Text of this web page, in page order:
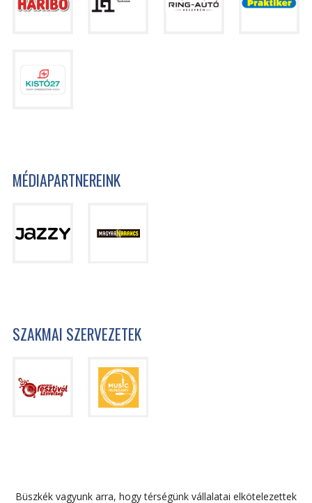
MÉDIAPARTNEREINK
SZAKMAI SZERVEZETEK
Büszkék vagyunk arra, hogy térségünk vállalatai elkötelezettek